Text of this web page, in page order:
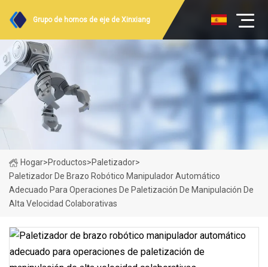
Grupo de hornos de eje de Xinxiang
Hogar>Productos>Paletizador>
Paletizador De Brazo Robótico Manipulador Automático
Adecuado Para Operaciones De Paletización De Manipulación De
Alta Velocidad Colaborativas